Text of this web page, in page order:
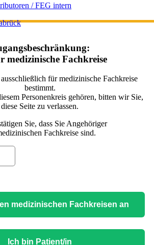
/ FEG intern
medizinische Fachkreise
für medizinische Fachkreise
bestimmt.
Personenkreis gehören, bitten wir Sie,
diese Seite zu verlassen.
Sie, dass Sie Angehöriger
Fachkreise sind.
medizinischen Fachkreisen an
Ich bin Patient/in